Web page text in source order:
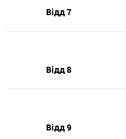
Відд 7
Відд 8
Відд 9